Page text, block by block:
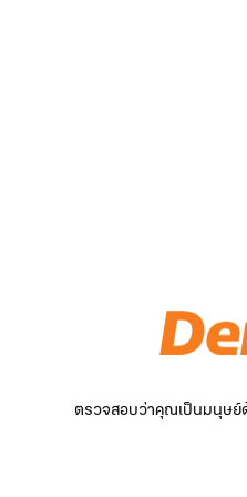
ตรวจสอบว่าคุณเป็นมนุษย์